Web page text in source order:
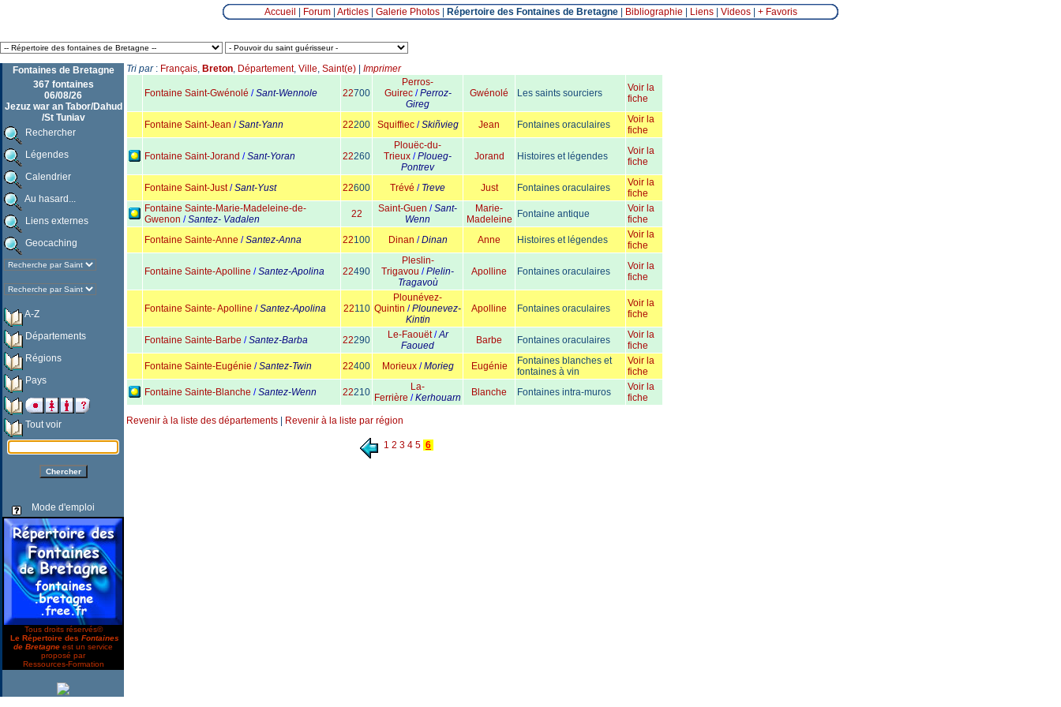
Accueil Forum| Articles| Galerie Photos| Répertoire des Fontaines de Bretagne| Bibliographie Liens| Videos| + Favoris
Fontaines de Bretagne
367 fontaines
06/08/26
Jezuz war an Tabor/Dahud
/St Tuniav
Rechercher
Légendes
Calendrier
Au hasard...
Liens externes
Geocaching
A-Z
Départements
Régions
Pays
Tout voir
Mode d'emploi
Tous droits réservés©
Le Répertoire des Fontaines
de Bretagne est un service
proposé par
Ressources-Formation
Tri par: Français, Breton, Département, Ville, Saint(e) Imprimer
Fontaine Saint-Gwénolé /Sant-Wennole 22700
Perros-
Guirec/Perroz-
Gireg
Gwénolé Les saints sourciers
Voir la
fiche
Fontaine Saint-Jean /Sant-Yann 22200 Squiffiec/Skiñvieg Jean Fontaines oraculaires
Voir la
fiche
Fontaine Saint-Jorand /Sant-Yoran 22260
Plouëc-du-
Trieux /Ploueg-
Pontrev
Jorand Histoires et légendes
Voir la
fiche
Fontaine Saint-Just/Sant-Yust 22600 Trévé / Treve Just Fontaines oraculaires
Voir la
fiche
Fontaine Sainte-Marie-Madeleine-de-
Gwenon /Santez- Vadalen 22 Saint-Guen /Sant-
Wenn
Marie-
Madeleine
Fontaine antique
Voir la
fiche
Fontaine Sainte-Anne /Santez-Anna 22100 Dinan /Dinan Anne Histoires et légendes
Voir la
fiche
Fontaine Sainte-Apolline /Santez-Apolina 22490
Pleslin-
Trigavou /Plelin-
Tragavoù
Apolline Fontaines oraculaires
Voir la
fiche
Fontaine Sainte- Apolline /Santez-Apolina 22110
Plounévez-
Quintin /Plounevez-
Kintin
Apolline Fontaines oraculaires
Voir la
fiche
Fontaine Sainte-Barbe /Santez-Barba 22290 Le-Faouët/Ar
Faoued
Barbe Fontaines oraculaires
Voir la
fiche
Fontaine Sainte-Eugénie /Santez-Twin 22400 Morieux/Morieg Eugénie
Fontaines blanches et
fontaines à vin
Voir la
fiche
Fontaine Sainte-Blanche /Santez-Wenn 22210
La-
Ferrière /Kerhouarn Blanche Fontaines intra-muros
Voir la
fiche
Revenir à la liste des départements Revenir à la liste par région
1 2 3 4 5 6